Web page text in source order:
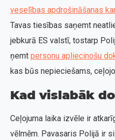
veselības apdrošināšanas
Tavas tiesības saņemt
jebkurā ES valstī, tostarp
ņemt personu apliecinošu
kas būs nepieciešams,
Kad vislabāk
Ceļojuma laika izvēle ir
vēlmēm. Pavasaris Polijā ir